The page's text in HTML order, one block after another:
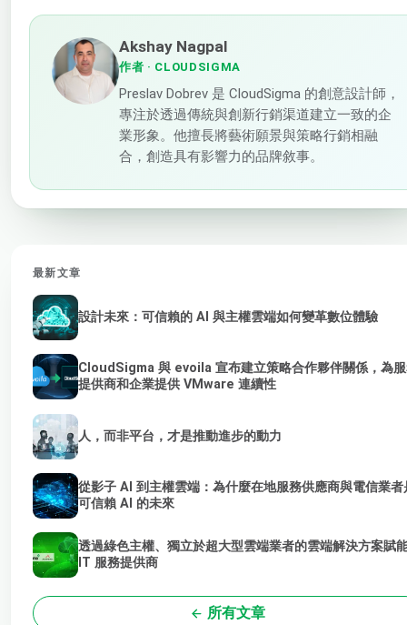
Akshay Nagpal
作者 · CLOUDSIGMA
Preslav Dobrev 是 CloudSigma 的創意設計師，
專注於透過傳統與創新行銷渠道建立一致的企
業形象。他擅長將藝術願景與策略行銷相融
合，創造具有影響力的品牌敘事。
最新文章
設計未來：可信賴的 AI 與主權雲端如何變革數位體驗
CloudSigma 與 evoila 宣布建立策略合作夥伴關係，為
提供商和企業提供 VMware 連續性
人，而非平台，才是推動進步的動力
從影子 AI 到主權雲端：為什麼在地服務供應商與電信業者
可信賴 AI 的未來
透過綠色主權、獨立於超大型雲端業者的雲端解決方案賦
IT 服務提供商
所有文章